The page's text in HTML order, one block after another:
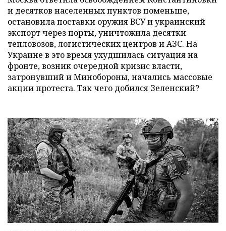
и десятков населенных пунктов поменьше,
остановила поставки оружия ВСУ и украинский
экспорт через порты, уничтожила десятки
тепловозов, логистических центров и АЗС. На
Украине в это время ухудшилась ситуация на
фронте, возник очередной кризис власти,
затронувший и Минобороны, начались массовые
акции протеста. Так чего добился Зеленский?